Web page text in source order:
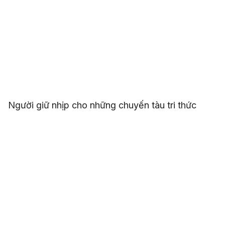
Người giữ nhịp cho những chuyến tàu tri thức